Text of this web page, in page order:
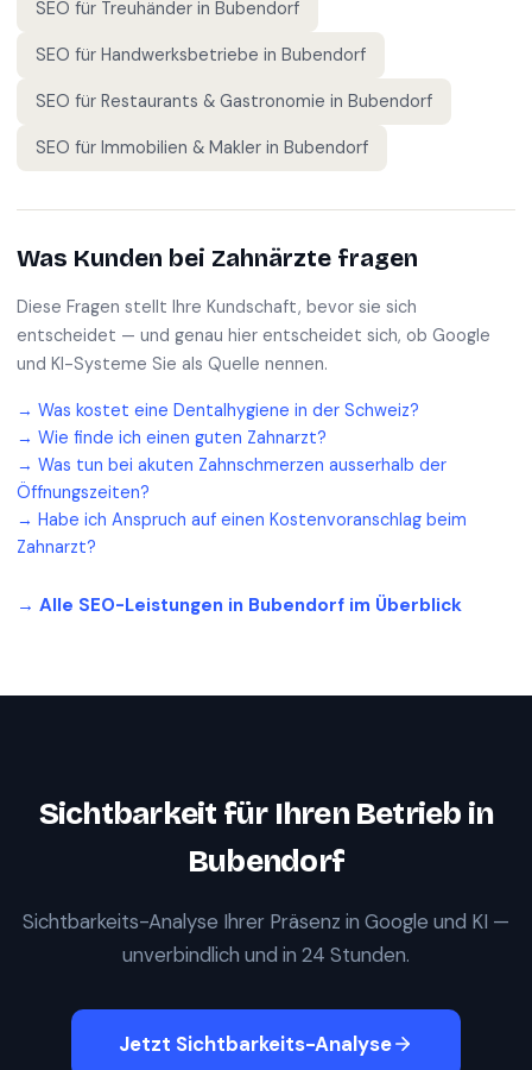
SEO für Treuhänder in Bubendorf
SEO für Handwerksbetriebe in Bubendorf
SEO für Restaurants & Gastronomie in Bubendorf
SEO für Immobilien & Makler in Bubendorf
Was Kunden bei Zahnärzte fragen
Diese Fragen stellt Ihre Kundschaft, bevor sie sich
entscheidet — und genau hier entscheidet sich, ob Google
und KI-Systeme Sie als Quelle nennen.
→ Was kostet eine Dentalhygiene in der Schweiz?
→ Wie finde ich einen guten Zahnarzt?
→ Was tun bei akuten Zahnschmerzen ausserhalb der
Öffnungszeiten?
→ Habe ich Anspruch auf einen Kostenvoranschlag beim
Zahnarzt?
→ Alle SEO-Leistungen in Bubendorf im Überblick
Sichtbarkeit für Ihren Betrieb in
Bubendorf
Sichtbarkeits-Analyse Ihrer Präsenz in Google und KI —
unverbindlich und in 24 Stunden.
Jetzt Sichtbarkeits-Analyse